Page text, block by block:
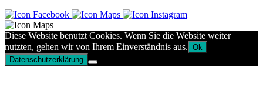
Diese Website benutzt Cookies. Wenn Sie die Website weiter
nutzten, gehen wir von Ihrem Einverständnis aus. Ok
Datenschutzerklärung